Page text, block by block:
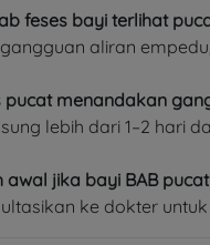
feses bayi terlihat
aliran
pucat menandakan
lebih dari 1–2 hari
jika bayi BAB
ke dokter